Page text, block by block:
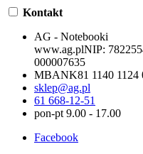
Kontakt
AG - Notebooki
www.ag.plNIP:
000007635
MBANK81 1140 1124
sklep@ag.pl
61 668-12-51
pon-pt 9.00 - 17.00
Facebook